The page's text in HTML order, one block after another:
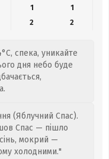
1
1
2 2
спека, уникайте
дня небо буде
(Яблучний Спас).
Спас — пішло
мокрий —
холодними."